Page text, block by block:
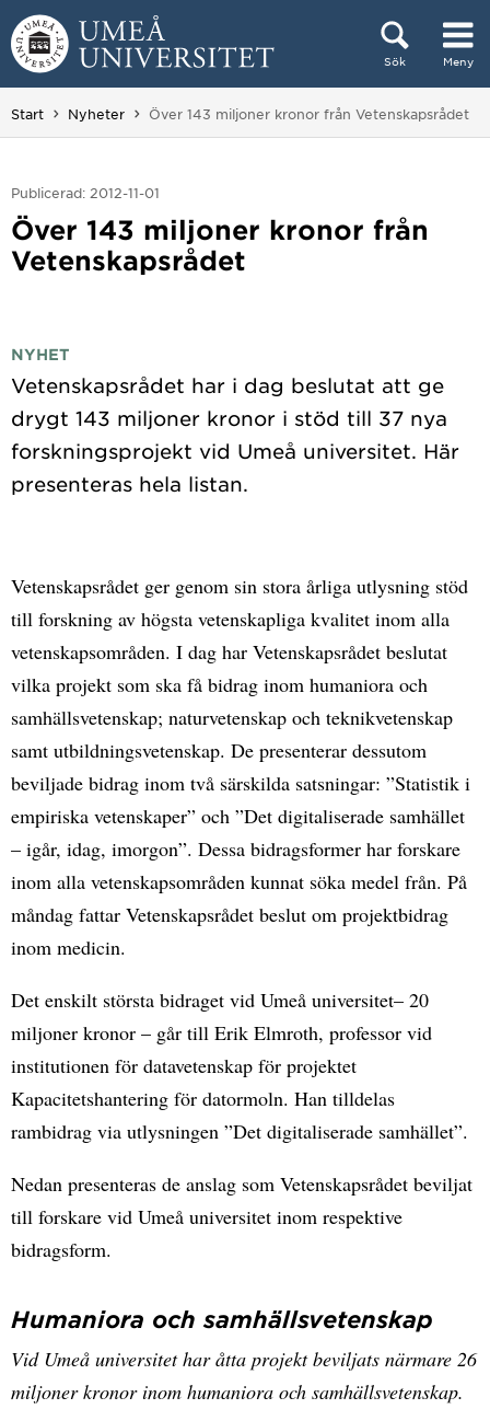
Hoppa direkt till innehållet
Sök Meny
Huvudmenyn dold.
Start Nyheter Du är här:
Över 143 miljoner kronor från Vetenskapsrådet
Publicerad: 2012-11-01
Över 143 miljoner kronor från
Vetenskapsrådet
NYHET
Vetenskapsrådet har i dag beslutat att ge
drygt 143 miljoner kronor i stöd till 37 nya
forskningsprojekt vid Umeå universitet. Här
Vetenskapsrådet ger genom sin stora årliga utlysning stöd
till forskning av högsta vetenskapliga kvalitet inom alla
vetenskapsområden. I dag har Vetenskapsrådet beslutat
vilka projekt som ska få bidrag inom humaniora och
samhällsvetenskap; naturvetenskap och teknikvetenskap
samt utbildningsvetenskap. De presenterar dessutom
beviljade bidrag inom två särskilda satsningar: ”Statistik i
empiriska vetenskaper” och ”Det digitaliserade samhället
– igår, idag, imorgon”. Dessa bidragsformer har forskare
inom alla vetenskapsområden kunnat söka medel från. På
måndag fattar Vetenskapsrådet beslut om projektbidrag
inom medicin.
Det enskilt största bidraget vid Umeå universitet– 20
miljoner kronor – går till Erik Elmroth, professor vid
institutionen för datavetenskap för projektet
Kapacitetshantering för datormoln. Han tilldelas
rambidrag via utlysningen ”Det digitaliserade samhället”.
Nedan presenteras de anslag som Vetenskapsrådet beviljat
till forskare vid Umeå universitet inom respektive
bidragsform.
Humaniora och samhällsvetenskap
Vid Umeå universitet har åtta projekt beviljats närmare 26
miljoner kronor inom humaniora och samhällsvetenskap.